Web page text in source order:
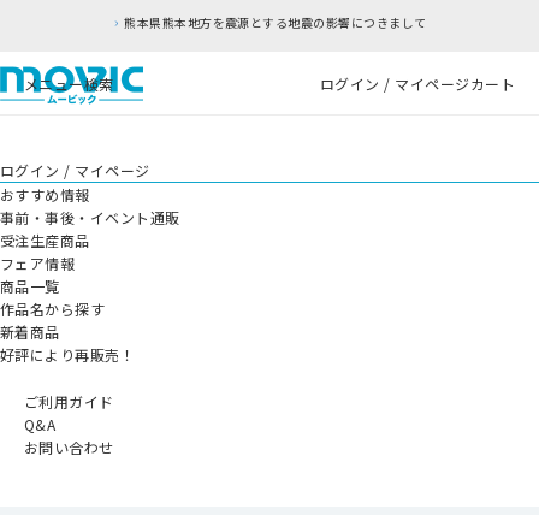
熊本県熊本地方を震源とする地震の影響につきまして
メニュー検索 ログイン / マイページカート
ログイン / マイページ
おすすめ情報
事前・事後・イベント通販
受注生産商品
フェア情報
商品一覧
作品名から探す
新着商品
好評により再販売！
ご利用ガイド
Q&A
お問い合わせ